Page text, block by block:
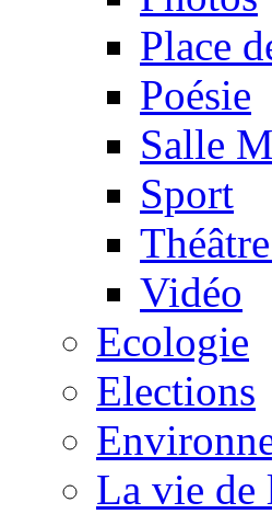
Place
Poésie
Salle
Sport
Vidéo
Ecologie
Elections
La vie de